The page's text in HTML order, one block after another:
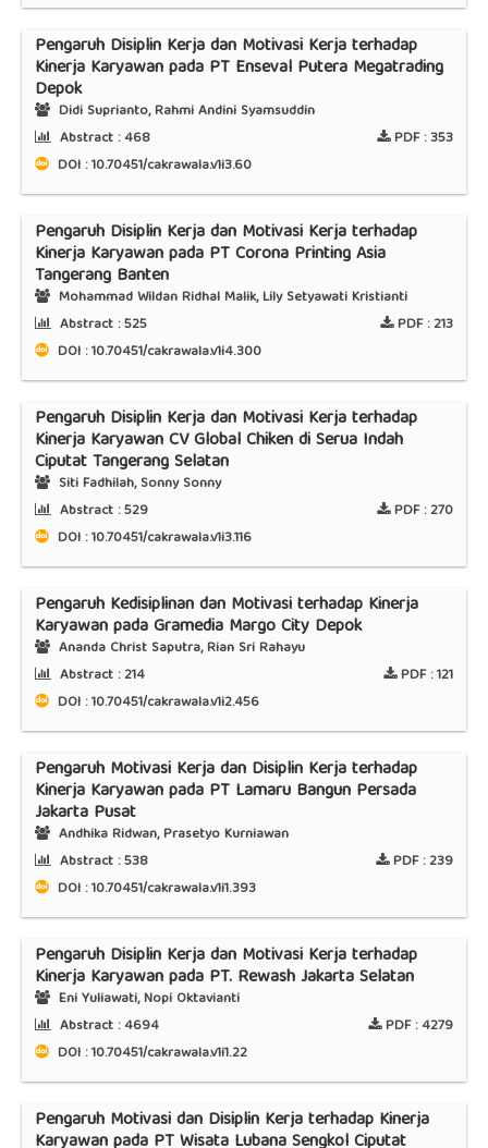
Pengaruh Disiplin Kerja dan Motivasi Kerja terhadap
Kinerja Karyawan pada PT Enseval Putera Megatrading
Depok
Didi Suprianto, Rahmi Andini Syamsuddin
Abstract :468 PDF :353
DOI : 10.70451/cakrawala.v1i3.60
Pengaruh Disiplin Kerja dan Motivasi Kerja terhadap
Kinerja Karyawan pada PT Corona Printing Asia
Tangerang Banten
Mohammad Wildan Ridhal Malik, Lily Setyawati Kristianti
Abstract :525 PDF :213
DOI : 10.70451/cakrawala.v1i4.300
Pengaruh Disiplin Kerja dan Motivasi Kerja terhadap
Kinerja Karyawan CV Global Chiken di Serua Indah
Ciputat Tangerang Selatan
Siti Fadhilah, Sonny Sonny
Abstract :529 PDF :270
DOI : 10.70451/cakrawala.v1i3.116
Pengaruh Kedisiplinan dan Motivasi terhadap Kinerja
Karyawan pada Gramedia Margo City Depok
Ananda Christ Saputra, Rian Sri Rahayu
Abstract :214 PDF :121
DOI : 10.70451/cakrawala.v1i2.456
Pengaruh Motivasi Kerja dan Disiplin Kerja terhadap
Kinerja Karyawan pada PT Lamaru Bangun Persada
Jakarta Pusat
Andhika Ridwan, Prasetyo Kurniawan
Abstract :538 PDF :239
DOI : 10.70451/cakrawala.v1i1.393
Pengaruh Disiplin Kerja dan Motivasi Kerja terhadap
Kinerja Karyawan pada PT. Rewash Jakarta Selatan
Eni Yuliawati, Nopi Oktavianti
Abstract :4694 PDF :4279
DOI : 10.70451/cakrawala.v1i1.22
Pengaruh Motivasi dan Disiplin Kerja terhadap Kinerja